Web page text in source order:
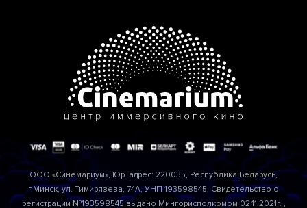
ООО «Синемариум», Юр. адрес: 220035, Республика Беларусь,
г.Минск, ул. Тимирязева, 74А, УНП 193598545, Свидетельство о
регистрации №193598545 выдано Мингорисполкомом 02.11.2021г. ,